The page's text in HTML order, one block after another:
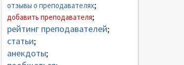
отзывы о преподавателях;
добавить преподавателя;
рейтинг преподавателей;
статьи;
анекдоты;